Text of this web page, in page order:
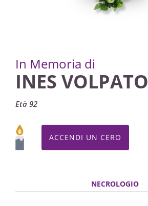
In Memoria di
INES VOLPATO
Età 92
ACCENDI UN CERO